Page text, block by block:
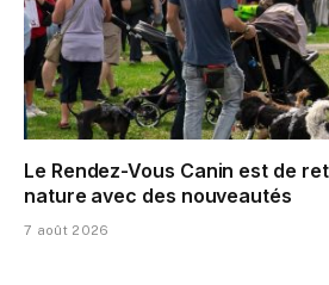
Le Rendez-Vous Canin est de
nature avec des nouveautés
7 août 2026